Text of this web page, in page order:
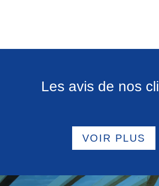
Les avis de nos
VOIR PLUS